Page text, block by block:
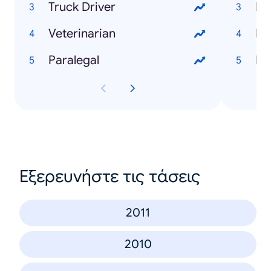
Truck Driver
Veterinarian
Paralegal
Εξερευνήστε τις τάσεις
2011
2010